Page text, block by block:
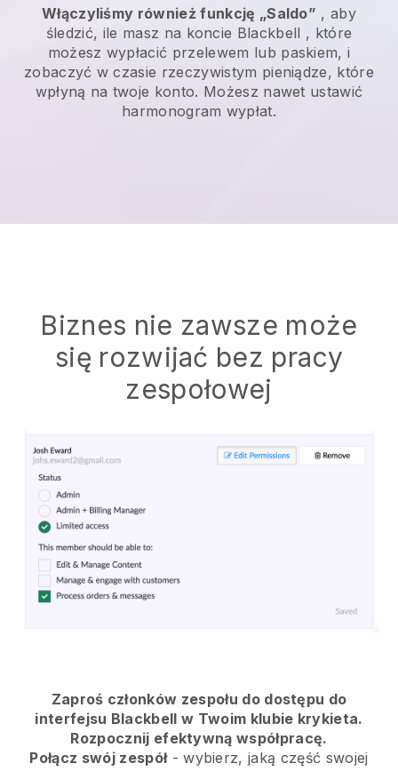
Włączyliśmy również funkcję „Saldo” , aby
śledzić, ile masz na koncie Blackbell , które
możesz wypłacić przelewem lub paskiem, i
zobaczyć w czasie rzeczywistym pieniądze, które
wpłyną na twoje konto. Możesz nawet ustawić
harmonogram wypłat.
Biznes nie zawsze może
się rozwijać bez pracy
zespołowej
Zaproś członków zespołu do dostępu do
interfejsu Blackbell w Twoim klubie krykieta.
Rozpocznij efektywną współpracę.
Połącz swój zespół- wybierz, jaką część swojej